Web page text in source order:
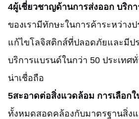
4ผู้เชี่ยวชาญด้านการส่งออก บริก
ของเรามีทักษะในการค้าระหว่างป
แก้ไขโลจิสติกส์ที่ปลอดภัยและมีป
บริการแบรนด์ในกว่า 50 ประเทศ
น่าเชื่อถือ
5สะอาดต่อสิ่งแวดล้อม การเลือก
ทั้งหมดสอดคล้องกับมาตรฐานสิ่ง